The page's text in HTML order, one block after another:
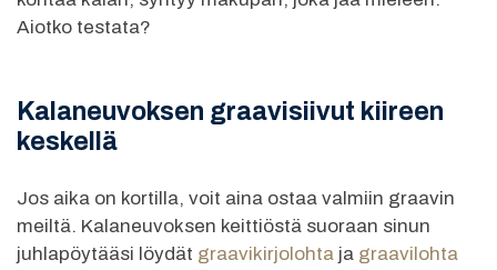
Aiotko testata?
Kalaneuvoksen graavisiivut kiireen
keskellä
Jos aika on kortilla, voit aina ostaa valmiin graavin
meiltä. Kalaneuvoksen keittiöstä suoraan sinun
juhlapöytääsi löydät graavikirjolohta ja graavilohta